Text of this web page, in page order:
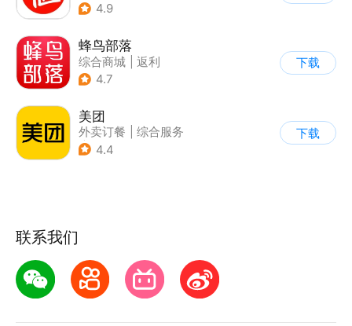
4.9
蜂鸟部落
综合商城
返利
4.7
下载
美团
外卖订餐
综合服务
| 团购特卖
4.4
下载
联系我们